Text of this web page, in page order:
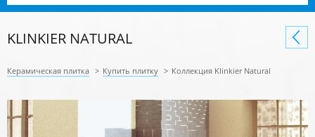
KLINKIER NATURAL
Керамическая плитка > Купить плитку > Коллекция Klinkier Natural